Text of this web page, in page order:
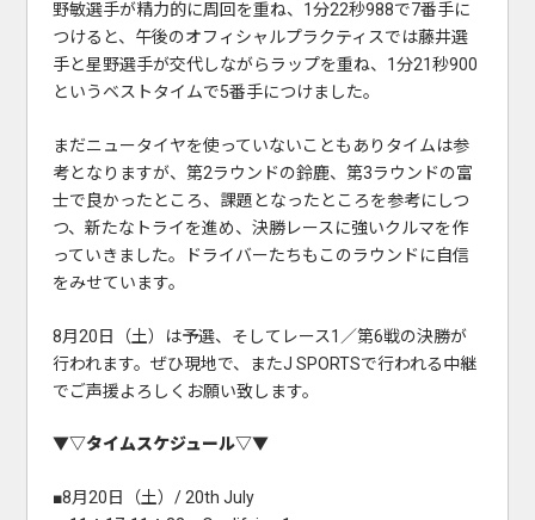
野敏選手が精力的に周回を重ね、1分22秒988で7番手に
つけると、午後のオフィシャルプラクティスでは藤井選
手と星野選手が交代しながらラップを重ね、1分21秒900
というベストタイムで5番手につけました。
まだニュータイヤを使っていないこともありタイムは参
考となりますが、第2ラウンドの鈴鹿、第3ラウンドの富
士で良かったところ、課題となったところを参考にしつ
つ、新たなトライを進め、決勝レースに強いクルマを作
っていきました。ドライバーたちもこのラウンドに自信
をみせています。
8月20日（土）は予選、そしてレース1／第6戦の決勝が
行われます。ぜひ現地で、またJ SPORTSで行われる中継
でご声援よろしくお願い致します。
▼▽タイムスケジュール▽▼
■8月20日（土）/ 20th July